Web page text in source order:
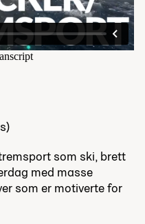
som ski, brett
med masse
som er motiverte for